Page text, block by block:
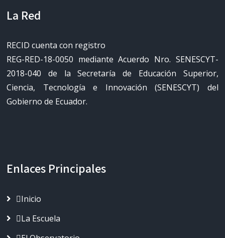
La Red
RECID cuenta con registro
REG-RED-18-0050 mediante Acuerdo Nro. SENESCYT-
2018-040 de la Secretaría de Educación Superior,
Ciencia, Tecnología e Innovación (SENESCYT) del
Gobierno de Ecuador.
Enlaces Principales
Inicio
La Escuela